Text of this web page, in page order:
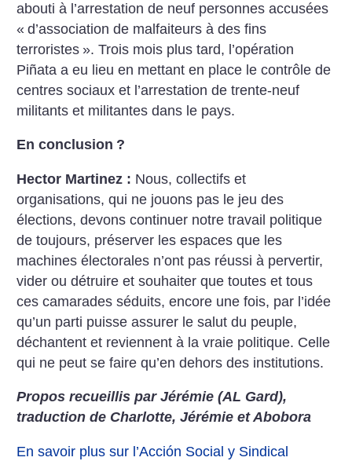
abouti à l’arrestation de neuf personnes accusées
« d’association de malfaiteurs à des fins
terroristes ». Trois mois plus tard, l’opération
Piñata a eu lieu en mettant en place le contrôle de
centres sociaux et l’arrestation de trente-neuf
militants et militantes dans le pays.
En conclusion ?
Hector Martinez : Nous, collectifs et
organisations, qui ne jouons pas le jeu des
élections, devons continuer notre travail politique
de toujours, préserver les espaces que les
machines électorales n’ont pas réussi à pervertir,
vider ou détruire et souhaiter que toutes et tous
ces camarades séduits, encore une fois, par l’idée
qu’un parti puisse assurer le salut du peuple,
déchantent et reviennent à la vraie politique. Celle
qui ne peut se faire qu’en dehors des institutions.
Propos recueillis par Jérémie (AL Gard),
traduction de Charlotte, Jérémie et Abobora
En savoir plus sur l’Acción Social y Sindical